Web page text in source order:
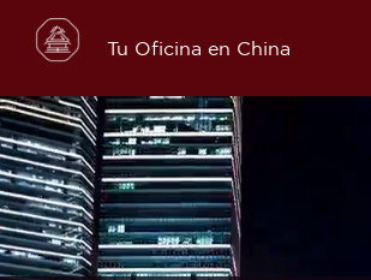
content
Tu Oficina en China